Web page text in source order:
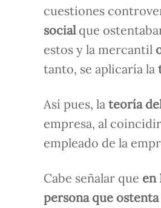
cuestiones
social que
estos y la mercantil
tanto, se aplicaría la
Así pues, la teoría
empresa, al
empleado de la
Cabe señalar que en
persona que